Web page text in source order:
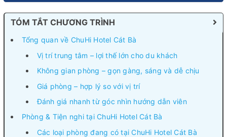
TÓM TẮT CHƯƠNG TRÌNH
Tổng quan về ChuHi Hotel Cát Bà
Vị trí trung tâm – lợi thế lớn cho du khách
Không gian phòng – gọn gàng, sáng và dễ chịu
Giá phòng – hợp lý so với vị trí
Đánh giá nhanh từ góc nhìn hướng dẫn viên
Phòng & Tiện nghi tại ChuHi Hotel Cát Bà
Các loại phòng đang có tại ChuHi Hotel Cát Bà